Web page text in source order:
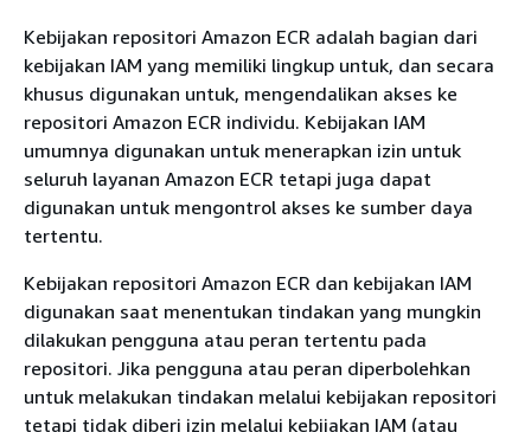
Kebijakan repositori Amazon ECR adalah bagian dari
kebijakan IAM yang memiliki lingkup untuk, dan secara
khusus digunakan untuk, mengendalikan akses ke
repositori Amazon ECR individu. Kebijakan IAM
umumnya digunakan untuk menerapkan izin untuk
seluruh layanan Amazon ECR tetapi juga dapat
digunakan untuk mengontrol akses ke sumber daya
tertentu.
Kebijakan repositori Amazon ECR dan kebijakan IAM
digunakan saat menentukan tindakan yang mungkin
dilakukan pengguna atau peran tertentu pada
repositori. Jika pengguna atau peran diperbolehkan
untuk melakukan tindakan melalui kebijakan repositori
tetapi tidak diberi izin melalui kebijakan IAM (atau